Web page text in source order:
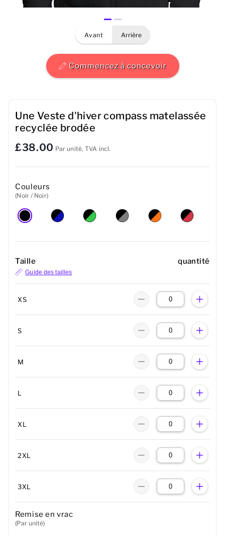
Tasses
Serviettes
avant arrière
Commencez à concevoir
Une Veste d'hiver compass matelassée
recyclée brodée
£38.00 Par unité, TVA incl.
Couleurs
(Noir / Noir)
Taille quantité
Guide des tailles
XS
S
M
L
XL
2XL
3XL
Remise en vrac
(Par unité)